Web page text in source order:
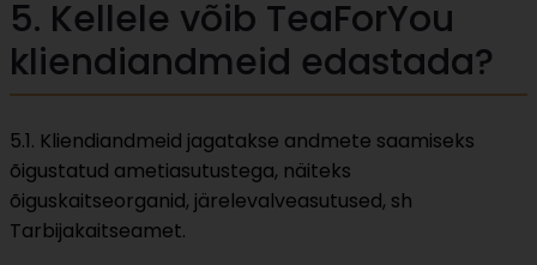
5. Kellele võib TeaForYou
kliendiandmeid edastada?
5.1. Kliendiandmeid jagatakse andmete saamiseks
õigustatud ametiasutustega, näiteks
õiguskaitseorganid, järelevalveasutused, sh
Tarbijakaitseamet.